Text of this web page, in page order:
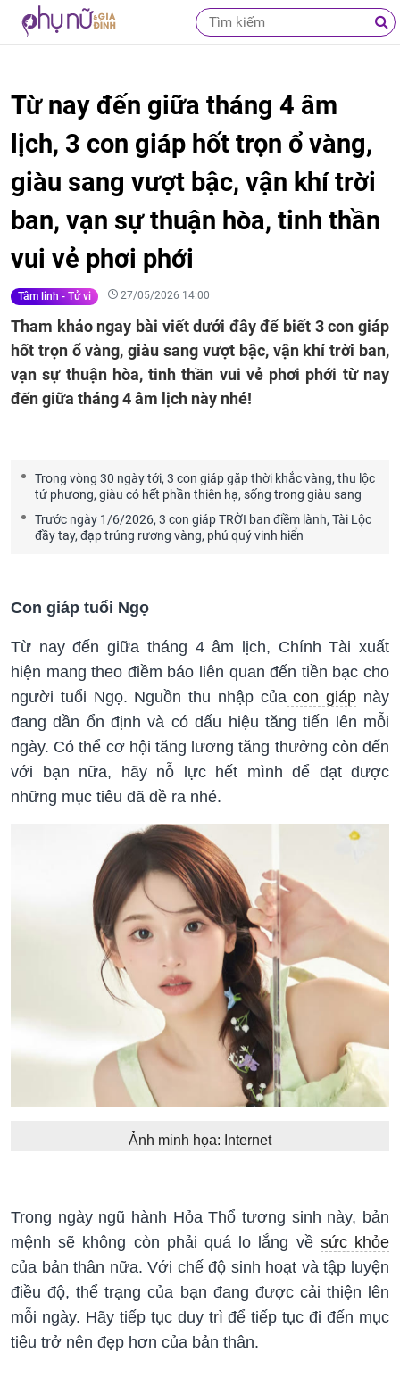
Từ nay đến giữa tháng 4 âm
lịch, 3 con giáp hốt trọn ổ vàng,
giàu sang vượt bậc, vận khí trời
ban, vạn sự thuận hòa, tinh thần
vui vẻ phơi phới
Tâm linh - Tử vi 27/05/2026 14:00
Tham khảo ngay bài viết dưới đây để biết 3 con giáp
hốt trọn ổ vàng, giàu sang vượt bậc, vận khí trời ban,
vạn sự thuận hòa, tinh thần vui vẻ phơi phới từ nay
đến giữa tháng 4 âm lịch này nhé!
Trong vòng 30 ngày tới, 3 con giáp gặp thời khắc vàng, thu lộc
tứ phương, giàu có hết phần thiên hạ, sống trong giàu sang
Trước ngày 1/6/2026, 3 con giáp TRỜI ban điềm lành, Tài Lộc
đầy tay, đạp trúng rương vàng, phú quý vinh hiển
Con giáp tuổi Ngọ
Từ nay đến giữa tháng 4 âm lịch, Chính Tài xuất
hiện mang theo điềm báo liên quan đến tiền bạc cho
người tuổi Ngọ. Nguồn thu nhập của con giáp này
đang dần ổn định và có dấu hiệu tăng tiến lên mỗi
ngày. Có thể cơ hội tăng lương tăng thưởng còn đến
với bạn nữa, hãy nỗ lực hết mình để đạt được
những mục tiêu đã đề ra nhé.
Ảnh minh họa: Internet
Trong ngày ngũ hành Hỏa Thổ tương sinh này, bản
mệnh sẽ không còn phải quá lo lắng về sức khỏe
của bản thân nữa. Với chế độ sinh hoạt và tập luyện
điều độ, thể trạng của bạn đang được cải thiện lên
mỗi ngày. Hãy tiếp tục duy trì để tiếp tục đi đến mục
tiêu trở nên đẹp hơn của bản thân.